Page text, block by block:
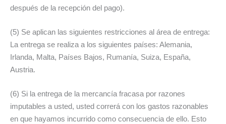
después de la recepción del pago).
(5) Se aplican las siguientes restricciones al área de entrega:
La entrega se realiza a los siguientes países: Alemania,
Irlanda, Malta, Países Bajos, Rumanía, Suiza, España,
Austria.
(6) Si la entrega de la mercancía fracasa por razones
imputables a usted, usted correrá con los gastos razonables
en que hayamos incurrido como consecuencia de ello. Esto